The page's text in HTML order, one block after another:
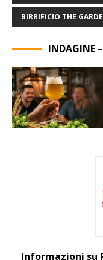
BIRRIFICIO THE
INDAGINE
Informazioni su